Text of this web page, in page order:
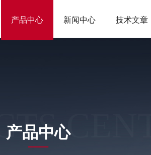
产品中心 新闻中心 技术文章
产品中心